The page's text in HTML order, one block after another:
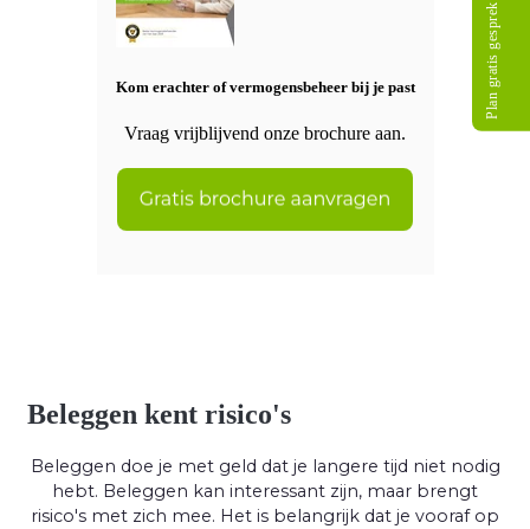
Kom erachter of vermogensbeheer bij je past
Vraag vrijblijvend onze brochure aan.
Beleggen kent risico's
Beleggen doe je met geld dat je langere tijd niet nodig
hebt. Beleggen kan interessant zijn, maar brengt
risico's met zich mee. Het is belangrijk dat je vooraf op
Plan gratis gesprek